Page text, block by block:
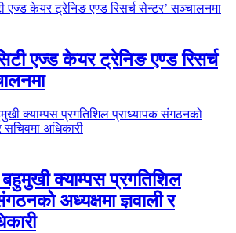
एज्ड केयर ट्रेनिङ एण्ड रिसर्च
क्याम्पस प्रगतिशिल
अध्यक्षमा ज्ञवाली र